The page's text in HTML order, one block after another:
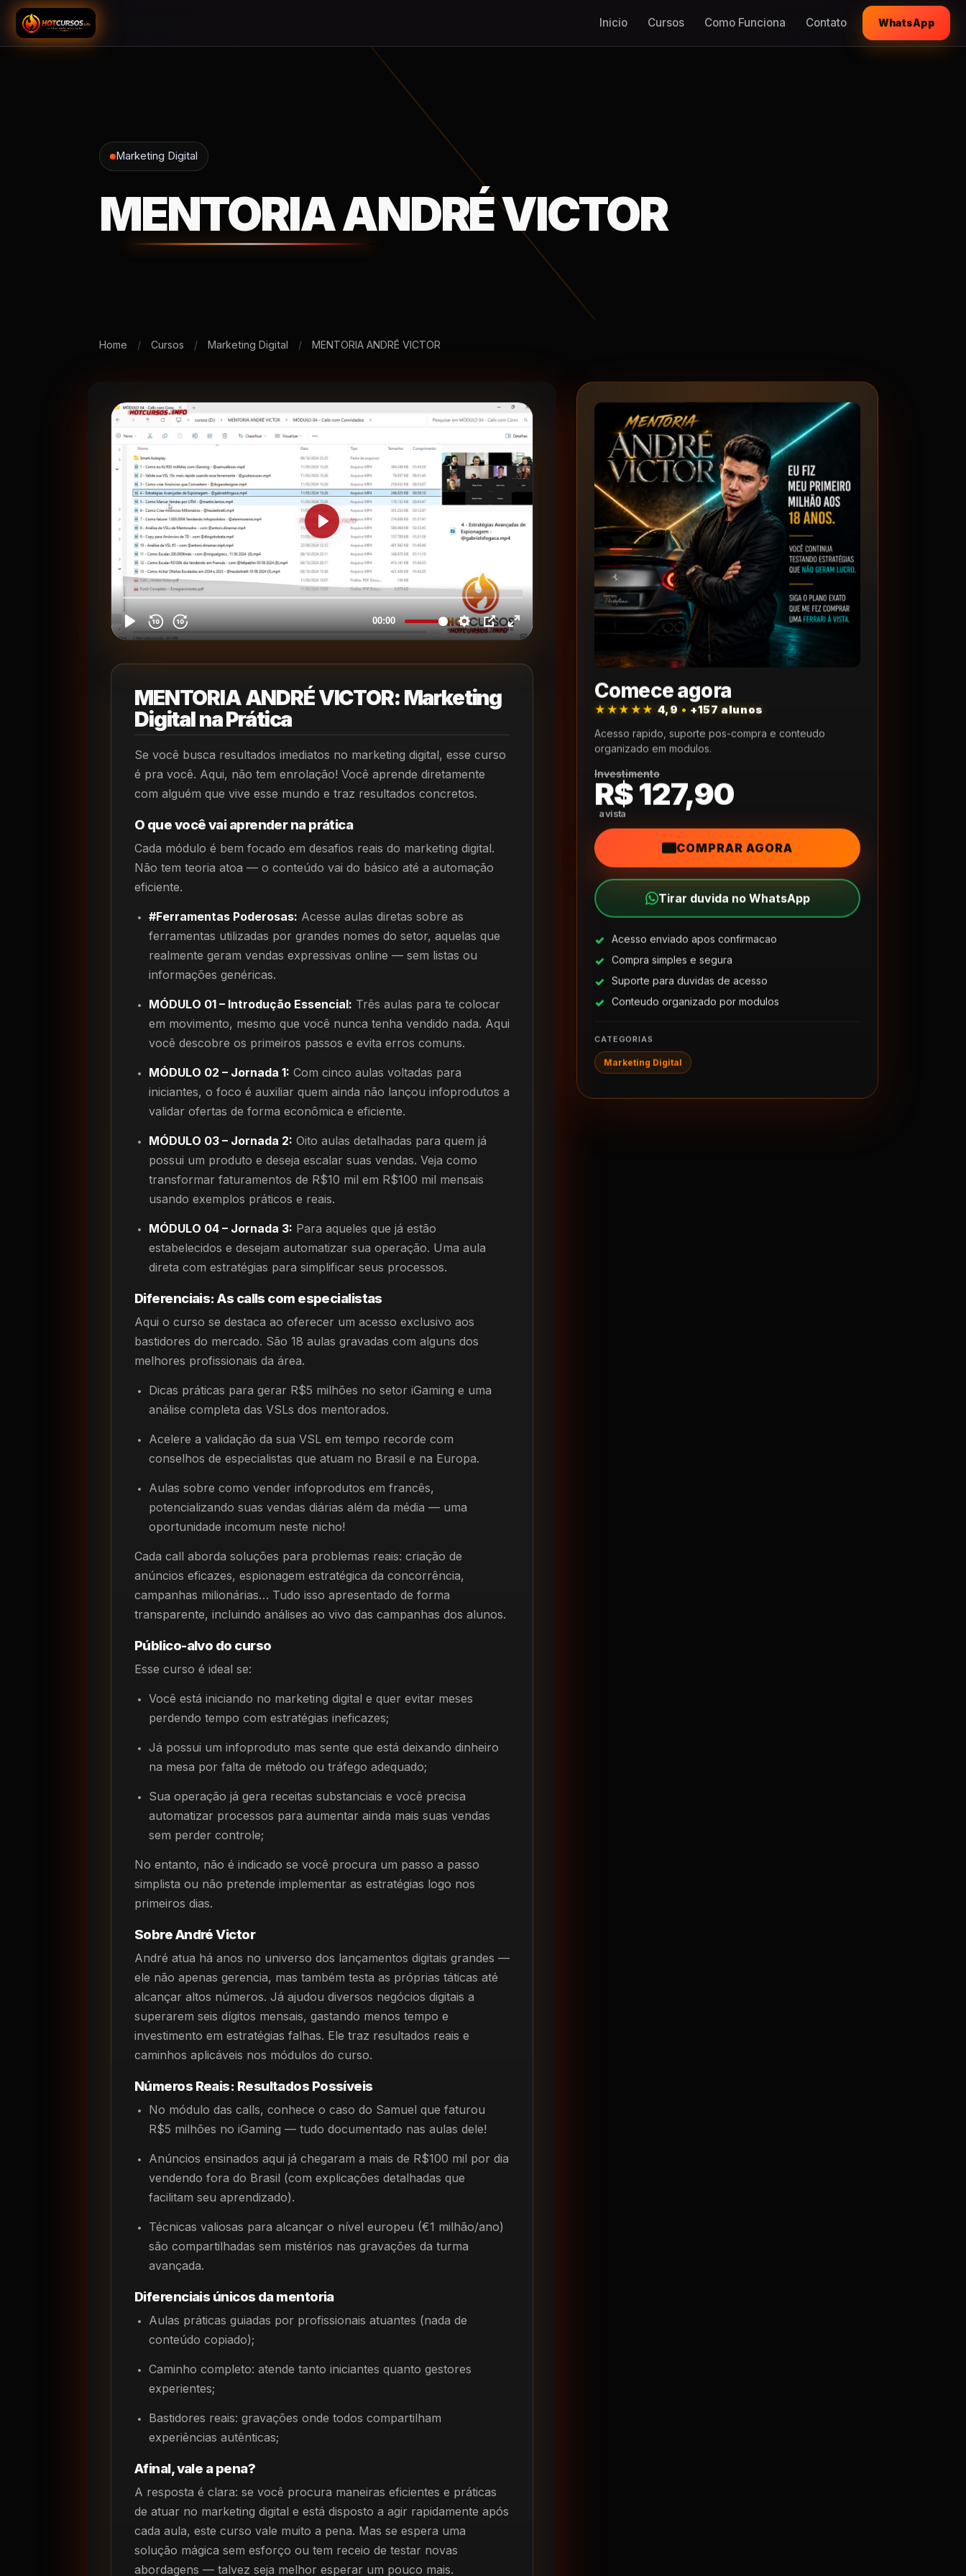
Inicio Cursos Como Funciona Contato WhatsApp
Marketing Digital
MENTORIA ANDRÉ VICTOR
Home / Cursos / Marketing Digital / MENTORIA ANDRÉ VICTOR
MENTORIA ANDRÉ VICTOR: Marketing
Digital na Prática
Se você busca resultados imediatos no marketing digital, esse curso
é pra você. Aqui, não tem enrolação! Você aprende diretamente
com alguém que vive esse mundo e traz resultados concretos.
O que você vai aprender na prática
Cada módulo é bem focado em desafios reais do marketing digital.
Não tem teoria atoa — o conteúdo vai do básico até a automação
eficiente.
#Ferramentas Poderosas: Acesse aulas diretas sobre as
ferramentas utilizadas por grandes nomes do setor, aquelas que
realmente geram vendas expressivas online — sem listas ou
informações genéricas.
MÓDULO 01 – Introdução Essencial: Três aulas para te colocar
em movimento, mesmo que você nunca tenha vendido nada. Aqui
você descobre os primeiros passos e evita erros comuns.
MÓDULO 02 – Jornada 1: Com cinco aulas voltadas para
iniciantes, o foco é auxiliar quem ainda não lançou infoprodutos a
validar ofertas de forma econômica e eficiente.
MÓDULO 03 – Jornada 2: Oito aulas detalhadas para quem já
possui um produto e deseja escalar suas vendas. Veja como
transformar faturamentos de R$10 mil em R$100 mil mensais
usando exemplos práticos e reais.
MÓDULO 04 – Jornada 3: Para aqueles que já estão
estabelecidos e desejam automatizar sua operação. Uma aula
direta com estratégias para simplificar seus processos.
Diferenciais: As calls com especialistas
Aqui o curso se destaca ao oferecer um acesso exclusivo aos
bastidores do mercado. São 18 aulas gravadas com alguns dos
melhores profissionais da área.
Dicas práticas para gerar R$5 milhões no setor iGaming e uma
análise completa das VSLs dos mentorados.
Acelere a validação da sua VSL em tempo recorde com
conselhos de especialistas que atuam no Brasil e na Europa.
Aulas sobre como vender infoprodutos em francês,
potencializando suas vendas diárias além da média — uma
oportunidade incomum neste nicho!
Cada call aborda soluções para problemas reais: criação de
anúncios eficazes, espionagem estratégica da concorrência,
campanhas milionárias… Tudo isso apresentado de forma
transparente, incluindo análises ao vivo das campanhas dos alunos.
Público-alvo do curso
Esse curso é ideal se:
Você está iniciando no marketing digital e quer evitar meses
perdendo tempo com estratégias ineficazes;
Já possui um infoproduto mas sente que está deixando dinheiro
na mesa por falta de método ou tráfego adequado;
Sua operação já gera receitas substanciais e você precisa
automatizar processos para aumentar ainda mais suas vendas
sem perder controle;
No entanto, não é indicado se você procura um passo a passo
simplista ou não pretende implementar as estratégias logo nos
primeiros dias.
Sobre André Victor
André atua há anos no universo dos lançamentos digitais grandes —
ele não apenas gerencia, mas também testa as próprias táticas até
alcançar altos números. Já ajudou diversos negócios digitais a
superarem seis dígitos mensais, gastando menos tempo e
investimento em estratégias falhas. Ele traz resultados reais e
caminhos aplicáveis nos módulos do curso.
Números Reais: Resultados Possíveis
No módulo das calls, conhece o caso do Samuel que faturou
R$5 milhões no iGaming — tudo documentado nas aulas dele!
Anúncios ensinados aqui já chegaram a mais de R$100 mil por dia
vendendo fora do Brasil (com explicações detalhadas que
facilitam seu aprendizado).
Técnicas valiosas para alcançar o nível europeu (€1 milhão/ano)
são compartilhadas sem mistérios nas gravações da turma
avançada.
Diferenciais únicos da mentoria
Aulas práticas guiadas por profissionais atuantes (nada de
conteúdo copiado);
Caminho completo: atende tanto iniciantes quanto gestores
experientes;
Bastidores reais: gravações onde todos compartilham
experiências autênticas;
Afinal, vale a pena?
A resposta é clara: se você procura maneiras eficientes e práticas
de atuar no marketing digital e está disposto a agir rapidamente após
cada aula, este curso vale muito a pena. Mas se espera uma
solução mágica sem esforço ou tem receio de testar novas
abordagens — talvez seja melhor esperar um pouco mais.
Comece agora
★★★★★ 4,9 • +157 alunos
Acesso rapido, suporte pos-compra e conteudo
organizado em modulos.
Investimento
R$ 127,90
COMPRAR AGORA
Tirar duvida no WhatsApp
Acesso enviado apos confirmacao
Compra simples e segura
Suporte para duvidas de acesso
Conteudo organizado por modulos
CATEGORIAS
Marketing Digital